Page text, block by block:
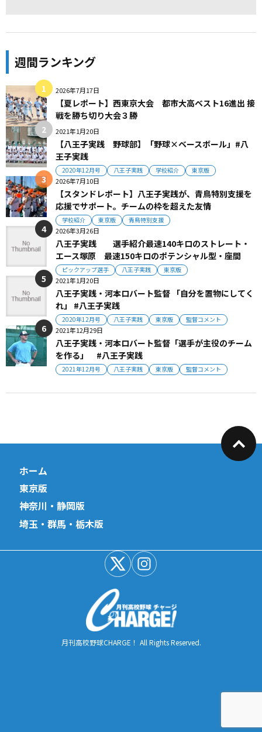
週間ランキング
2026年7月17日
【夏レポート】西東京大会 都市大高ベスト16進出 接
戦を勝ち切り大会３勝
2021年1月20日
【八王子実践 野球部】「野球×ベースボール」#八
王子実践
2020年12月号 八王子実践 学校紹介 東京版
2026年7月10日
【スタンドレポート】八王子実践が、青鳥特別支援を
応援でサポート。チームの枠を超えた友情
学校紹介 東京版 青鳥特別支援
2026年3月26日
八王子実践 選手紹介最速140キロのストレート・
エース塚原 最速150キロのポテンシャル型・座間
ピックアップ選手 八王子実践 東京版
2021年1月20日
八王子実践・河本ロバート監督 「自分を置物にしてく
れ」 #八王子実践
2020年12月号 八王子実践 東京版 監督コメント
2021年12月29日
八王子実践・河本ロバート監督「選手が主役のチーム
を作る」 #八王子実践
2021年12月号 八王子実践 東京版 監督コメント
ホーム
東京版
神奈川・静岡版
埼玉・群馬・栃木版
月刊高校野球CHARGE！ All Rights Reserved.